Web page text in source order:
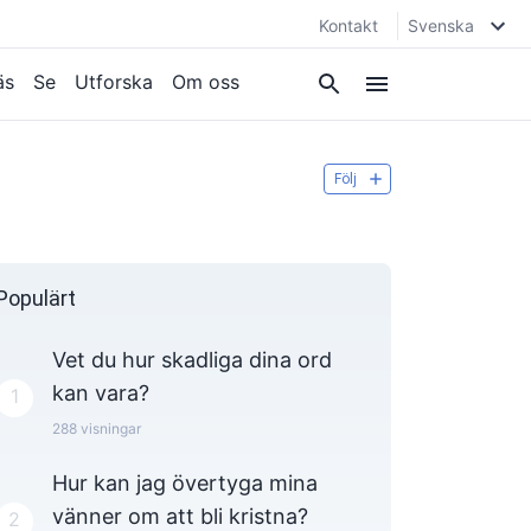
Kontakt Svenska
Se Utforska Om oss
Följ
1
Vet du hur skadliga dina ord
kan vara?
288 visningar
2
Hur kan jag övertyga mina
vänner om att bli kristna?